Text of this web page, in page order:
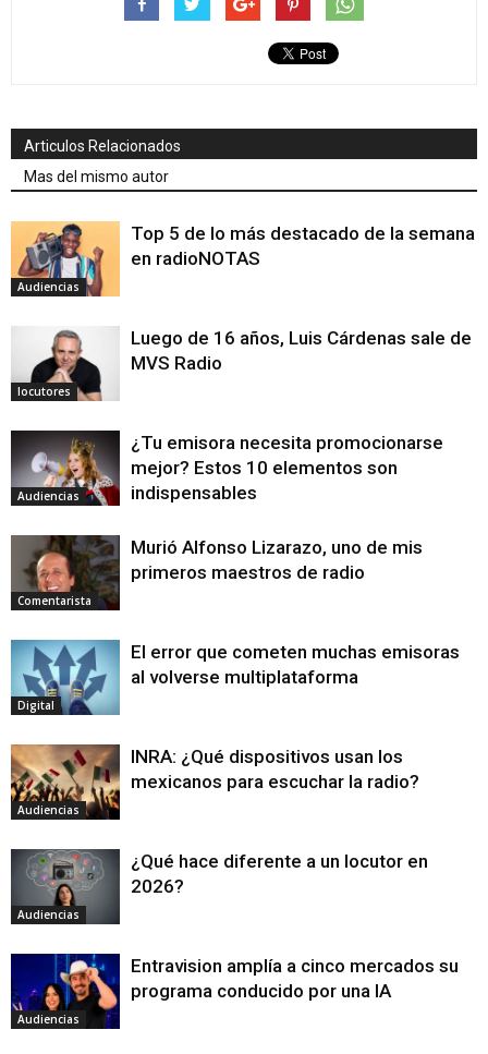
Articulos Relacionados
Mas del mismo autor
Audiencias
Top 5 de lo más destacado de la semana
en radioNOTAS
locutores
Luego de 16 años, Luis Cárdenas sale de
MVS Radio
Audiencias
¿Tu emisora necesita promocionarse
mejor? Estos 10 elementos son
indispensables
Comentarista
Murió Alfonso Lizarazo, uno de mis
primeros maestros de radio
Digital
El error que cometen muchas emisoras
al volverse multiplataforma
Audiencias
INRA: ¿Qué dispositivos usan los
mexicanos para escuchar la radio?
Audiencias
¿Qué hace diferente a un locutor en
2026?
Audiencias
Entravision amplía a cinco mercados su
programa conducido por una IA